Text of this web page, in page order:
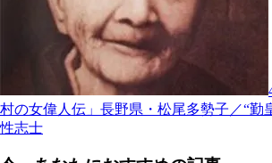
村の女偉人伝」長野県・松尾多勢子／“勤
性志士